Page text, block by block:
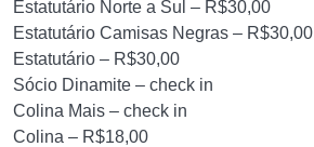
Estatutário Norte a Sul – R$30,00
Estatutário Camisas Negras – R$30,00
Estatutário – R$30,00
Sócio Dinamite – check in
Colina Mais – check in
Colina – R$18,00